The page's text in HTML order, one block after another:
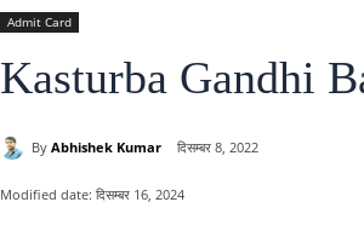
Admit Card
Kasturba Gandhi
By Abhishek Kumar दिसम्बर 8, 2022
Modified date: दिसम्बर 16, 2024